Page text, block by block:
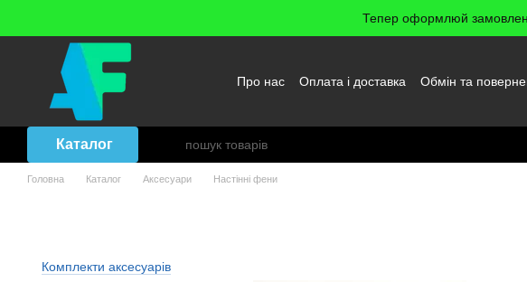
Тепер оформлюй
Про нас Оплата і доставка Обмін та
Каталог
Головна Каталог Аксесуари Настінні фени
Комплекти аксесуарів